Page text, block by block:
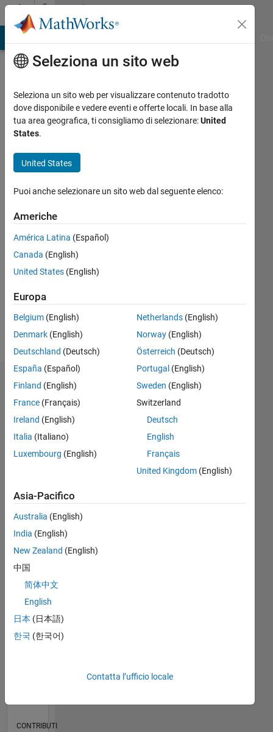
Vai al contenutoCommunity
Profile
Abdullah
Alogla
Last
quasi 5
Attivo
Followers:
Follow
Dashboard
M…
CONTRIBUTI L
1
L
12/20
07/21
02/22
09/22
04/23
11/23
06/24
01/25
08/25
03/26
08/21
04/22
12/22
08/23
04/24
12/24
04/26
10/21
08/22
06/23
02/25
12/25
RANK
CONTRIBUTI
Seleziona un sito web
Seleziona un sito web per visualizzare contenuto tradotto
dove disponibile e vedere eventi e offerte locali. In base alla
tua area geografica, ti consigliamo di selezionare:United
States.
United States
Puoi anche selezionare un sito web dal seguente elenco:
Americhe
América Latina (Español)
Canada (English)
United States (English)
Europa
Belgium (English)
Denmark (English)
Deutschland (Deutsch)
España (Español)
Finland (English)
France (Français)
Ireland (English)
Italia (Italiano)
Luxembourg (English)
Netherlands(English)
Norway(English)
Österreich (Deutsch)
Portugal (English)
Sweden (English)
Switzerland
Deutsch
English
Français
United Kingdom(English)
Asia-Pacifico
Australia (English)
India (English)
New Zealand (English)
中国
简体中文
English
日本 (日本語)
한국 (한국어)
Contatta l’ufficio locale